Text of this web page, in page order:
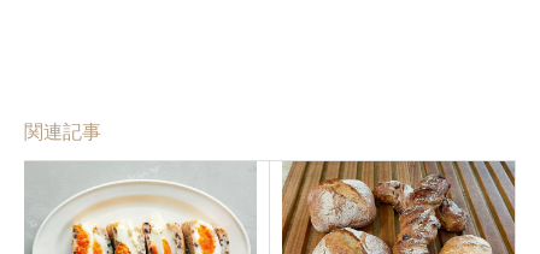
関連記事